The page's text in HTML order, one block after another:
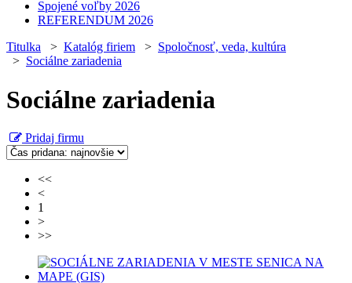
Spojené voľby 2026
REFERENDUM 2026
Titulka > Katalóg firiem > Spoločnosť, veda, kultúra
> Sociálne zariadenia
Sociálne zariadenia
Pridaj firmu
<<
<
1
>
>>